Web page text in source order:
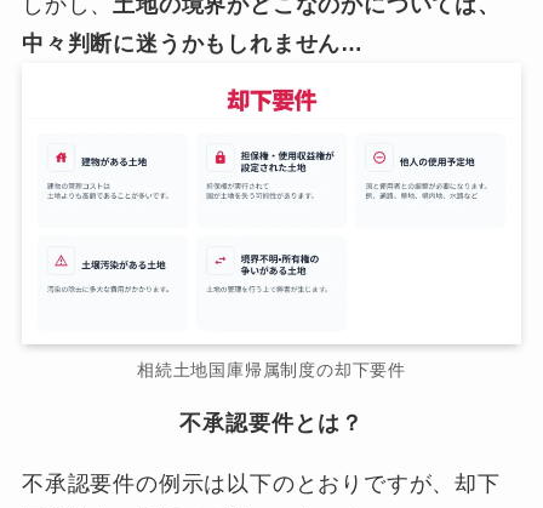
しかし、土地の境界がどこなのかについては、
中々判断に迷うかもしれません…
相続土地国庫帰属制度の却下要件
不承認要件とは？
不承認要件の例示は以下のとおりですが、却下